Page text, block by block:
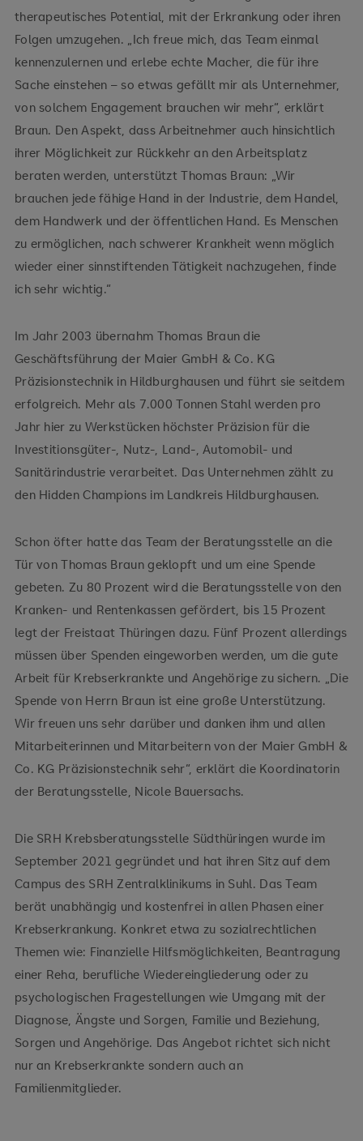
therapeutisches Potential, mit der Erkrankung oder ihren
Folgen umzugehen. „Ich freue mich, das Team einmal
kennenzulernen und erlebe echte Macher, die für ihre
Sache einstehen – so etwas gefällt mir als Unternehmer,
von solchem Engagement brauchen wir mehr“, erklärt
Braun. Den Aspekt, dass Arbeitnehmer auch hinsichtlich
ihrer Möglichkeit zur Rückkehr an den Arbeitsplatz
beraten werden, unterstützt Thomas Braun: „Wir
brauchen jede fähige Hand in der Industrie, dem Handel,
dem Handwerk und der öffentlichen Hand. Es Menschen
zu ermöglichen, nach schwerer Krankheit wenn möglich
wieder einer sinnstiftenden Tätigkeit nachzugehen, finde
ich sehr wichtig.“
Im Jahr 2003 übernahm Thomas Braun die
Geschäftsführung der Maier GmbH & Co. KG
Präzisionstechnik in Hildburghausen und führt sie seitdem
erfolgreich. Mehr als 7.000 Tonnen Stahl werden pro
Jahr hier zu Werkstücken höchster Präzision für die
Investitionsgüter-, Nutz-, Land-, Automobil- und
Sanitärindustrie verarbeitet. Das Unternehmen zählt zu
den Hidden Champions im Landkreis Hildburghausen.
Schon öfter hatte das Team der Beratungsstelle an die
Tür von Thomas Braun geklopft und um eine Spende
gebeten. Zu 80 Prozent wird die Beratungsstelle von den
Kranken- und Rentenkassen gefördert, bis 15 Prozent
legt der Freistaat Thüringen dazu. Fünf Prozent allerdings
müssen über Spenden eingeworben werden, um die gute
Arbeit für Krebserkrankte und Angehörige zu sichern. „Die
Spende von Herrn Braun ist eine große Unterstützung.
Wir freuen uns sehr darüber und danken ihm und allen
Mitarbeiterinnen und Mitarbeitern von der Maier GmbH &
Co. KG Präzisionstechnik sehr“, erklärt die Koordinatorin
der Beratungsstelle, Nicole Bauersachs.
Die SRH Krebsberatungsstelle Südthüringen wurde im
September 2021 gegründet und hat ihren Sitz auf dem
Campus des SRH Zentralklinikums in Suhl. Das Team
berät unabhängig und kostenfrei in allen Phasen einer
Krebserkrankung. Konkret etwa zu sozialrechtlichen
Themen wie: Finanzielle Hilfsmöglichkeiten, Beantragung
einer Reha, berufliche Wiedereingliederung oder zu
psychologischen Fragestellungen wie Umgang mit der
Diagnose, Ängste und Sorgen, Familie und Beziehung,
Sorgen und Angehörige. Das Angebot richtet sich nicht
nur an Krebserkrankte sondern auch an
Familienmitglieder.